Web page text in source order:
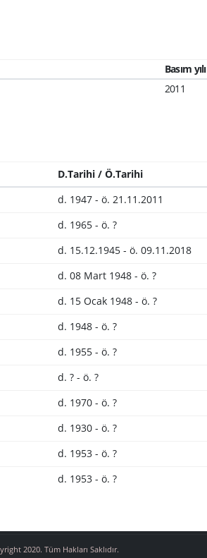
Basım yılı
2011
D.Tarihi / Ö.Tarihi
d. 1947 - ö. 21.11.2011
d. 1965 - ö. ?
d. 15.12.1945 - ö. 09.11.2018
d. 08 Mart 1948 - ö. ?
d. 15 Ocak 1948 - ö. ?
d. 1948 - ö. ?
d. 1955 - ö. ?
d. ? - ö. ?
d. 1970 - ö. ?
d. 1930 - ö. ?
d. 1953 - ö. ?
d. 1953 - ö. ?
2020. Tüm Hakları Saklıdır.